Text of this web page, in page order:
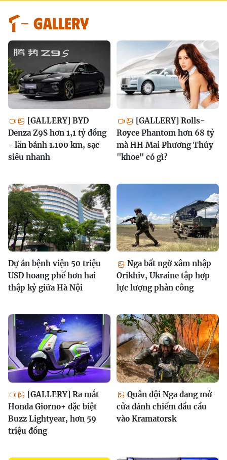
GALLERY
[GALLERY] BYD
Denza Z9S hơn 1,1 tỷ đồng
- lăn bánh 1.100 km, sạc
siêu nhanh
[GALLERY] Rolls-
Royce Phantom hơn 68 tỷ
mà HH Mai Phương Thúy
"khoe" có gì?
Dự án bệnh viện 50 triệu
USD hoang phế hơn hai
thập kỷ giữa Hà Nội
Nga bất ngờ xâm nhập
Orikhiv, Ukraine tập hợp
lực lượng phản công
[GALLERY] Ra mắt
Honda Giorno+ đặc biệt
Buzz Lightyear, hơn 59
triệu đồng
Quân đội Nga đang mở
cửa đánh chiếm đầu cầu
vào Kramatorsk